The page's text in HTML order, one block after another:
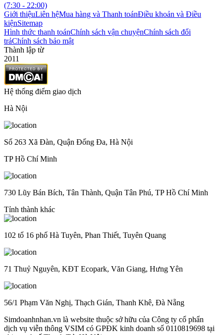
(7:30 - 22:00)
Giới thiệuLiên hệMua hàng và Thanh toánĐiều khoản và Điều
kiệnSitemap
Hình thức thanh toánChính sách vận chuyệnChính sách đổi
trảChính sách bảo mật
Thành lập từ
2011
Hệ thống điểm giao dịch
Hà Nội
Số 263 Xã Đàn, Quận Đống Đa, Hà Nội
TP Hồ Chí Minh
730 Lũy Bán Bích, Tân Thành, Quận Tân Phú, TP Hồ Chí Minh
Tỉnh thành khác
102 tổ 16 phố Hà Tuyên, Phan Thiết, Tuyên Quang
71 Thuỷ Nguyên, KĐT Ecopark, Văn Giang, Hưng Yên
56/1 Phạm Văn Nghị, Thạch Gián, Thanh Khê, Đà Nẵng
Simdoanhnhan.vn là website thuộc sở hữu của Công ty cổ phẩn
dịch vụ viễn thông VSIM có GPĐK kinh doanh số 0110819698 tại